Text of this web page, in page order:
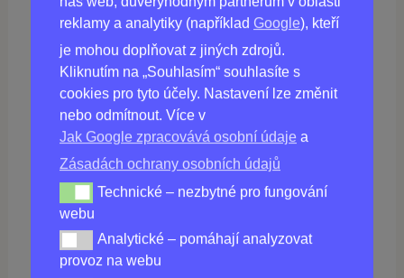
reklamy a analytiky (například Google), kteří
je mohou doplňovat z jiných zdrojů.
Kliknutím na „Souhlasím“ souhlasíte s
cookies pro tyto účely. Nastavení lze změnit
nebo odmítnout. Více v
Jak Google zpracovává osobní údaje a
Zásadách ochrany osobních údajů
Technické – nezbytné pro fungování webu
Technické – nezbytné pro fungování
webu
Analytické – pomáhají analyzovat provoz na webu
Analytické – pomáhají analyzovat
provoz na webu
KoupitNANO SLIMv ČR